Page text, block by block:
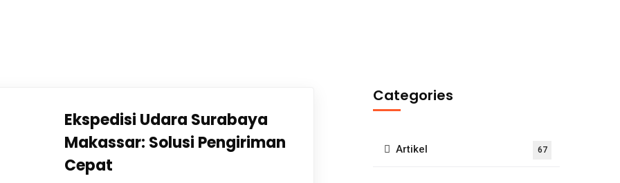
Ekspedisi Udara Surabaya
Makassar: Solusi Pengiriman
Cepat
Categories
Artikel 67